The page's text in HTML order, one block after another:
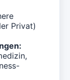
Privat)